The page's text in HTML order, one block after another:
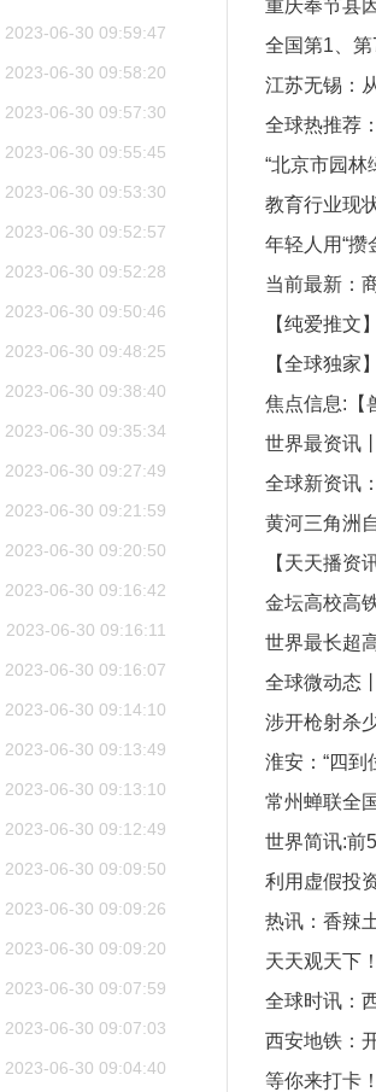
2023-06-30 09:59:47
2023-06-30 09:58:20
2023-06-30 09:57:30
2023-06-30 09:55:45
2023-06-30 09:53:30
2023-06-30 09:52:57
2023-06-30 09:52:28
2023-06-30 09:50:46
2023-06-30 09:48:25
2023-06-30 09:38:40
2023-06-30 09:35:34
2023-06-30 09:27:49
2023-06-30 09:21:59
2023-06-30 09:20:50
2023-06-30 09:16:42
2023-06-30 09:16:11
2023-06-30 09:16:07
2023-06-30 09:14:10
2023-06-30 09:13:49
2023-06-30 09:13:10
2023-06-30 09:12:49
2023-06-30 09:09:50
2023-06-30 09:09:26
2023-06-30 09:09:20
2023-06-30 09:07:59
2023-06-30 09:07:03
2023-06-30 09:04:40
冻结
料建约4050
重庆奉节县
砸中 致6死9
全国第1、
前视点
江苏无锡：
和谐共生“太
全球热推荐
中心 苏州草
入使用
“北京市园
三年行动”正
教育行业现
业）
年轻人用“攒
或亏90元_
当前最新：
《反间谍法
【纯爱推文
穿］》系统
【全球独家
历史新低
焦点信息:【
外：废稿１-
世界最资讯
影响天气作
全球新资讯
半播报
黄河三角洲
补水全面启
【天天播资
罪嫌疑人终
金坛高校高
线通车
世界最长超
全球微动态
复态势
涉开枪射杀
故意杀人罪
淮安：“四到
攻坚战
常州蝉联全
世界简讯:前
增长26.5%
利用虚假投
获刑13年
热讯：香辣
片的做法
天天观天下
人才 为养老
全球时讯：
西安地铁：
全国第11
等你来打卡